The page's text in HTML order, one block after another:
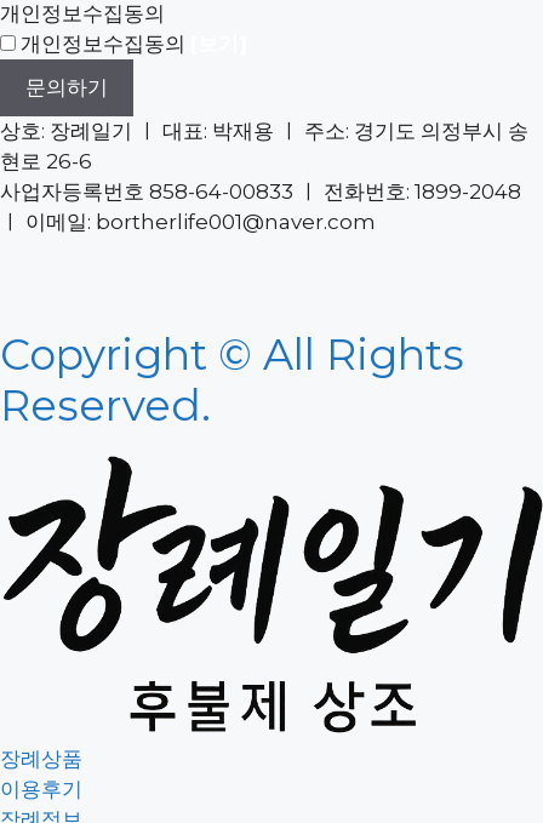
개인정보수집동의
개인정보수집동의
문의하기
상호: 장례일기 ㅣ 대표: 박재용 ㅣ 주소: 경기도 의정부시 송
현로 26-6
사업자등록번호 858-64-00833 ㅣ 전화번호: 1899-2048
ㅣ 이메일: bortherlife001@naver.com
Copyright © All Rights
Reserved.
장례상품
이용후기